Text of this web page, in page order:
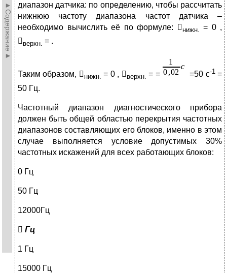
►Содержание►
диапазон датчика: по определению, чтобы рассчитать
нижнюю частоту диапазона частот датчика –
необходимо вычислить её по формуле: нижн. = 0 ,
верхн. = .
Таким образом, нижн.= 0 , верхн.= = =50 c-1=
50 Гц.
Частотный диапазон диагностического прибора
должен быть общей областью перекрытия частотных
диапазонов составляющих его блоков, именно в этом
случае выполняется условие допустимых 30%
частотных искажений для всех работающих блоков:
0 Гц
50 Гц
12000Гц
 Гц
1 Гц
15000 Гц